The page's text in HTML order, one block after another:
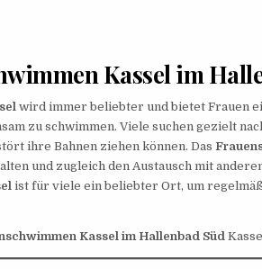
Kassel im
wird immer beliebter und bietet Frauen
zu schwimmen. Viele suchen gezielt
ihre Bahnen ziehen können. Das
und zugleich den Austausch mit
ist für viele ein beliebter Ort, um
Kassel im Hallenbad Süd